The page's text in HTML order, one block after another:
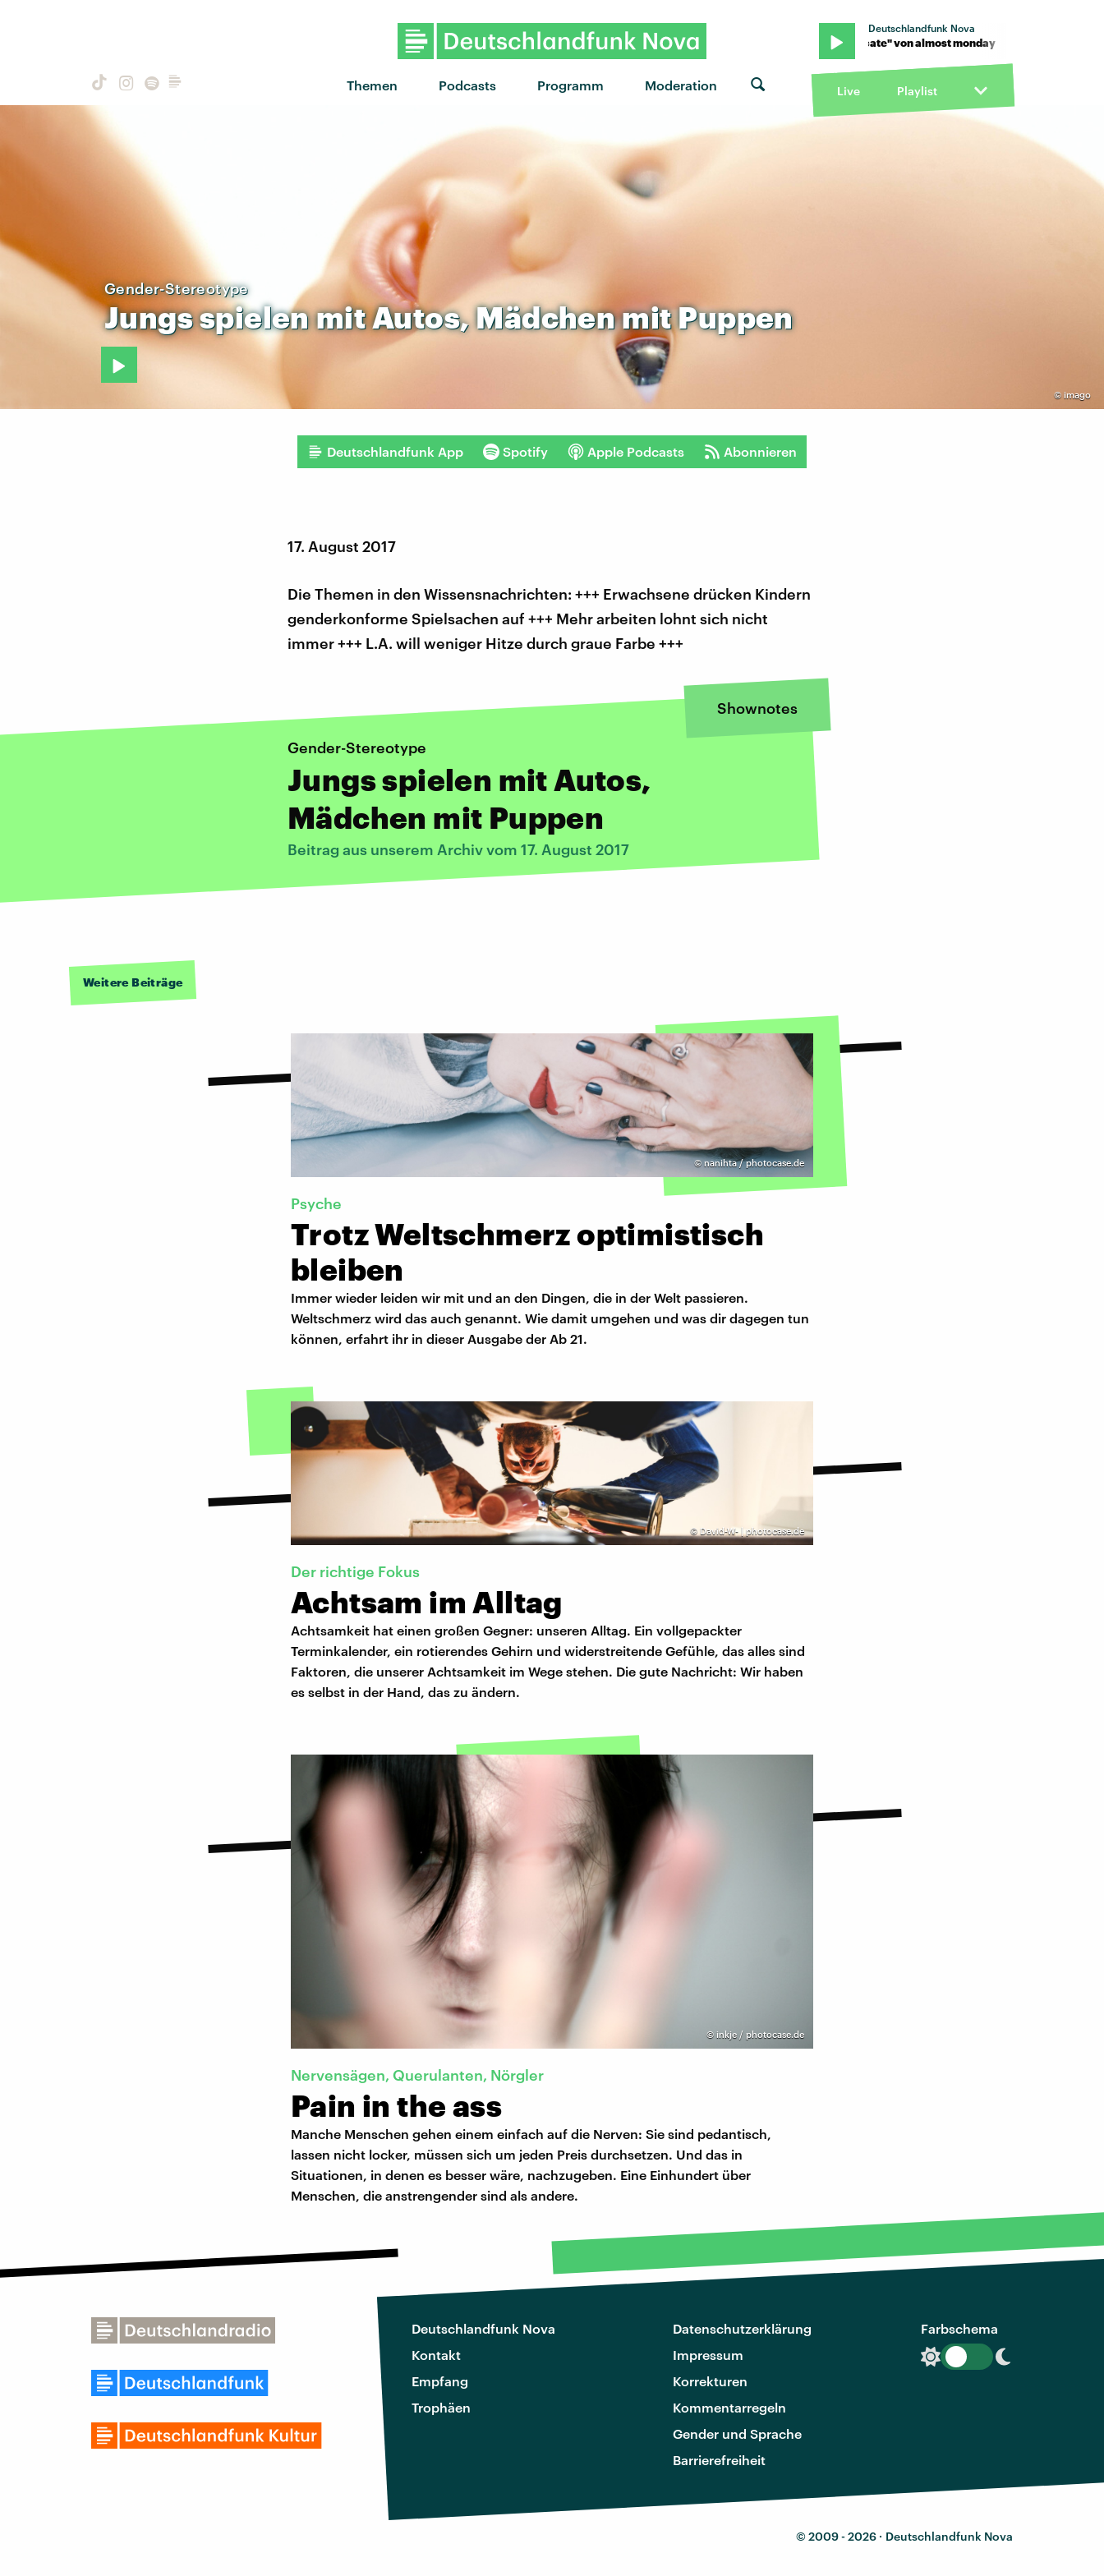
Themen Podcasts Programm Moderation
Deutschlandfunk Nova
"delicate" von almost monday · "delicate" von almost monday · "delicate" von almost
Live Playlist
© imago
Gender-Stereotype
JungsspielenmitAutos,MädchenmitPuppen
Deutschlandfunk App Spotify Apple Podcasts Abonnieren
17. August 2017
Die Themen in den Wissensnachrichten: +++ Erwachsene drücken Kindern
genderkonforme Spielsachen auf +++ Mehr arbeiten lohnt sich nicht
immer +++ L.A. will weniger Hitze durch graue Farbe +++
Shownotes
Gender-Stereotype
Jungs spielen mit Autos,
Mädchen mit Puppen
Beitrag aus unserem Archiv vom 17. August 2017
Weitere Beiträge
©nanihta / photocase.de
Psyche
Trotz Weltschmerz optimistisch
bleiben
Immer wieder leiden wir mit und an den Dingen, die in der Welt passieren.
Weltschmerz wird das auch genannt. Wie damit umgehen und was dir dagegen tun
können, erfahrt ihr in dieser Ausgabe der Ab 21.
© David-W- | photocase.de
Der richtige Fokus
Achtsam im Alltag
Achtsamkeit hat einen großen Gegner: unseren Alltag. Ein vollgepackter
Terminkalender, ein rotierendes Gehirn und widerstreitende Gefühle, das alles sind
Faktoren, die unserer Achtsamkeit im Wege stehen. Die gute Nachricht: Wir haben
es selbst in der Hand, das zu ändern.
© inkje / photocase.de
Nervensägen, Querulanten, Nörgler
Pain in the ass
Manche Menschen gehen einem einfach auf die Nerven: Sie sind pedantisch,
lassen nicht locker, müssen sich um jeden Preis durchsetzen. Und das in
Situationen, in denen es besser wäre, nachzugeben. Eine Einhundert über
Menschen, die anstrengender sind als andere.
Deutschlandfunk Nova
Kontakt
Empfang
Trophäen
Datenschutzerklärung
Impressum
Korrekturen
Kommentarregeln
Gender und Sprache
Barrierefreiheit
Farbschema
© 2009 - 2026 · Deutschlandfunk Nova